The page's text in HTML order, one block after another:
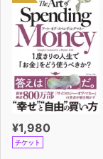
■シナリオ
東果
¥1,980
チケット